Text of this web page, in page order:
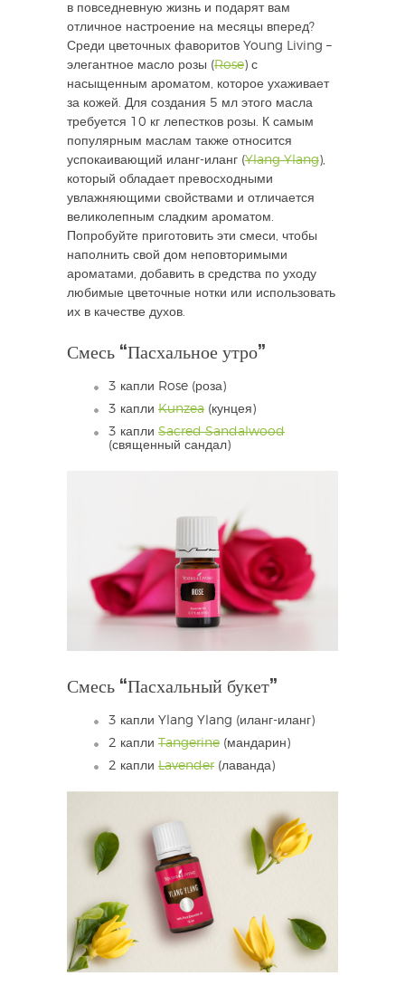
в повседневную жизнь и подарят вам
отличное настроение на месяцы вперед?
Среди цветочных фаворитов Young Living –
элегантное масло розы (Rose) с
насыщенным ароматом, которое ухаживает
за кожей. Для создания 5 мл этого масла
требуется 10 кг лепестков розы. К самым
популярным маслам также относится
успокаивающий иланг-иланг (Ylang Ylang),
который обладает превосходными
увлажняющими свойствами и отличается
великолепным сладким ароматом.
Попробуйте приготовить эти смеси, чтобы
наполнить свой дом неповторимыми
ароматами, добавить в средства по уходу
любимые цветочные нотки или использовать
их в качестве духов.
Смесь “Пасхальное утро”
3 капли Rose (роза)
3 капли Kunzea (кунцея)
3 капли Sacred Sandalwood
(священный сандал)
Смесь “Пасхальный букет”
3 капли Ylang Ylang (иланг-иланг)
2 капли Tangerine (мандарин)
2 капли Lavender (лаванда)